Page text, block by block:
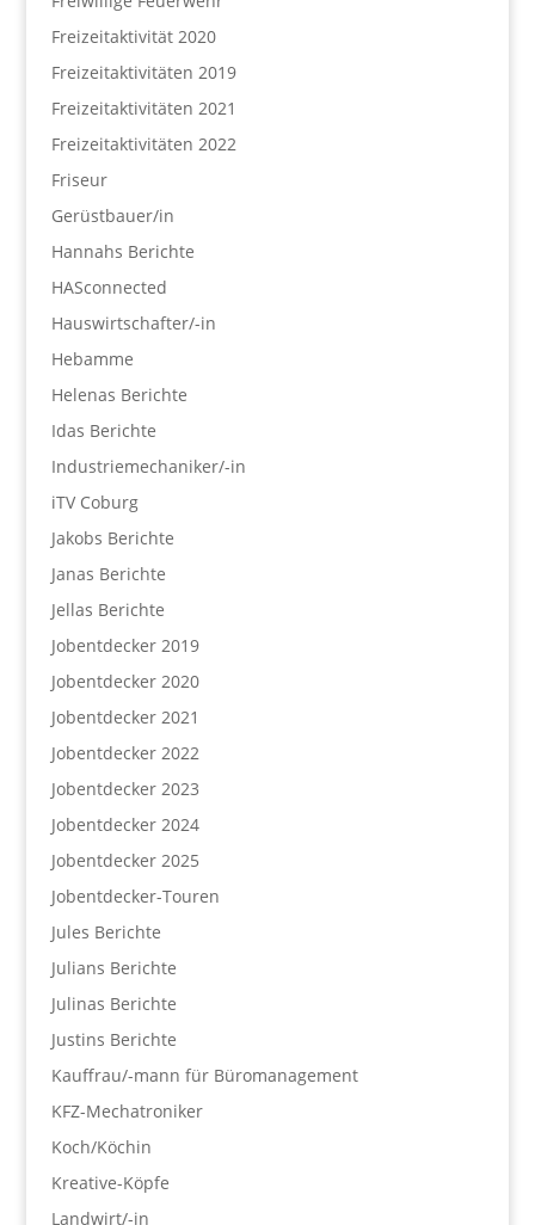
Freizeitaktivität 2020
Freizeitaktivitäten 2019
Freizeitaktivitäten 2021
Freizeitaktivitäten 2022
Friseur
Gerüstbauer/in
Hannahs Berichte
HASconnected
Hauswirtschafter/-in
Hebamme
Helenas Berichte
Idas Berichte
Industriemechaniker/-in
iTV Coburg
Jakobs Berichte
Janas Berichte
Jellas Berichte
Jobentdecker 2019
Jobentdecker 2020
Jobentdecker 2021
Jobentdecker 2022
Jobentdecker 2023
Jobentdecker 2024
Jobentdecker 2025
Jobentdecker-Touren
Jules Berichte
Julians Berichte
Julinas Berichte
Justins Berichte
Kauffrau/-mann für Büromanagement
KFZ-Mechatroniker
Koch/Köchin
Kreative-Köpfe
Landwirt/-in